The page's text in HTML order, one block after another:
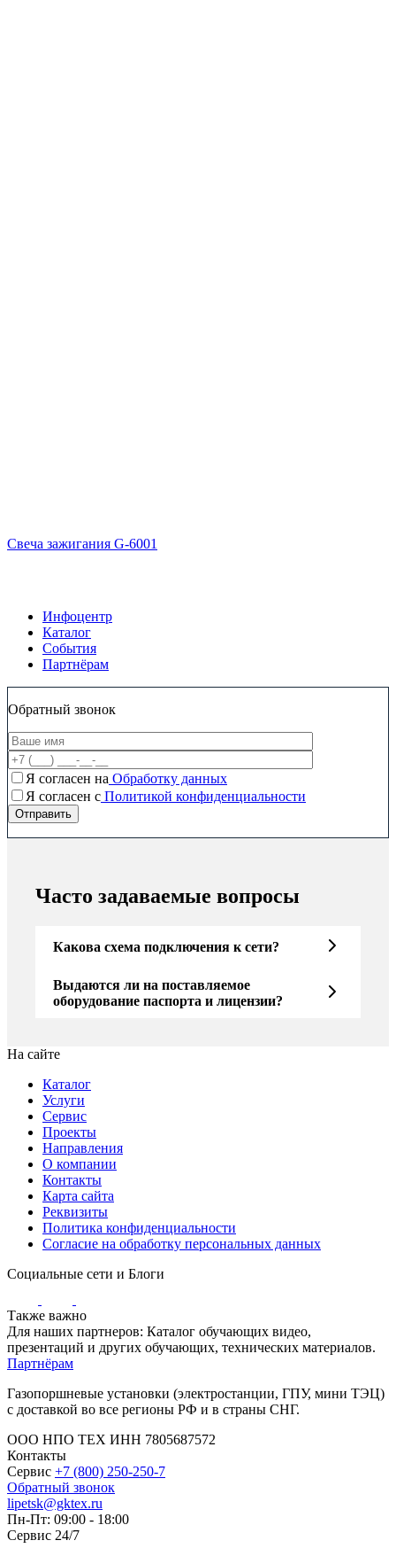
Свеча зажигания G-6001
Инфоцентр
Каталог
События
Партнёрам
Обратный звонок
Я согласен на Обработку данных
Я согласен c Политикой конфиденциальности
Часто задаваемые вопросы
Какова схема подключения к сети?
Выдаются ли на поставляемое
оборудование паспорта и лицензии?
На сайте
Каталог
Услуги
Сервис
Проекты
Направления
О компании
Контакты
Карта сайта
Реквизиты
Политика конфиденциальности
Согласие на обработку персональных данных
Социальные сети и Блоги
Также важно
Для наших партнеров: Каталог обучающих видео,
презентаций и других обучающих, технических материалов.
Партнёрам
Газопоршневые установки (электростанции, ГПУ, мини ТЭЦ)
с доставкой во все регионы РФ и в страны СНГ.
ООО НПО ТЕХ ИНН 7805687572
Контакты
Сервис +7 (800) 250-250-7
Обратный звонок
lipetsk@gktex.ru
Пн-Пт: 09:00 - 18:00
Сервис 24/7